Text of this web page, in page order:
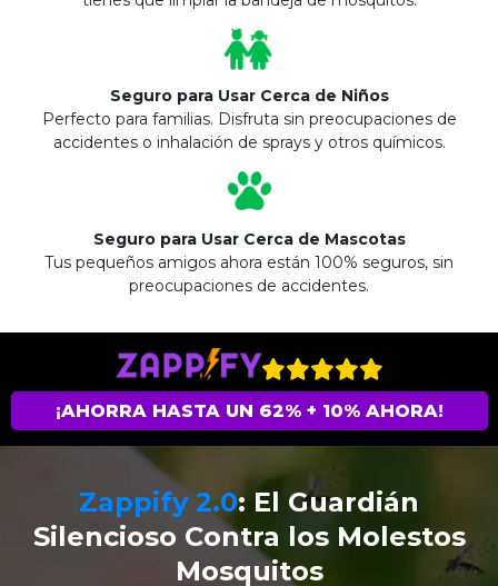
Seguro para Usar Cerca de Niños
Perfecto para familias. Disfruta sin preocupaciones de
accidentes o inhalación de sprays y otros químicos.
Seguro para Usar Cerca de Mascotas
Tus pequeños amigos ahora están 100% seguros, sin
preocupaciones de accidentes.
¡AHORRA HASTA UN 62% + 10% AHORA!
Zappify 2.0: El Guardián
Silencioso Contra los Molestos
Mosquitos